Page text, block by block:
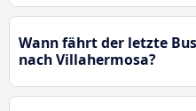
Wann fährt der letzte
nach Villahermosa?